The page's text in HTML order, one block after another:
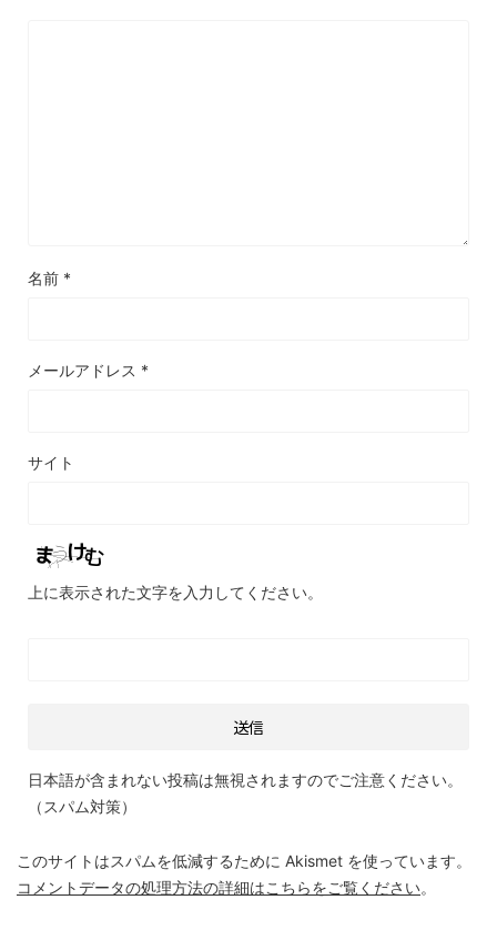
名前 *
メールアドレス *
サイト
上に表示された文字を入力してください。
日本語が含まれない投稿は無視されますのでご注意ください。
（スパム対策）
このサイトはスパムを低減するために Akismet を使っています。
コメントデータの処理方法の詳細はこちらをご覧ください。